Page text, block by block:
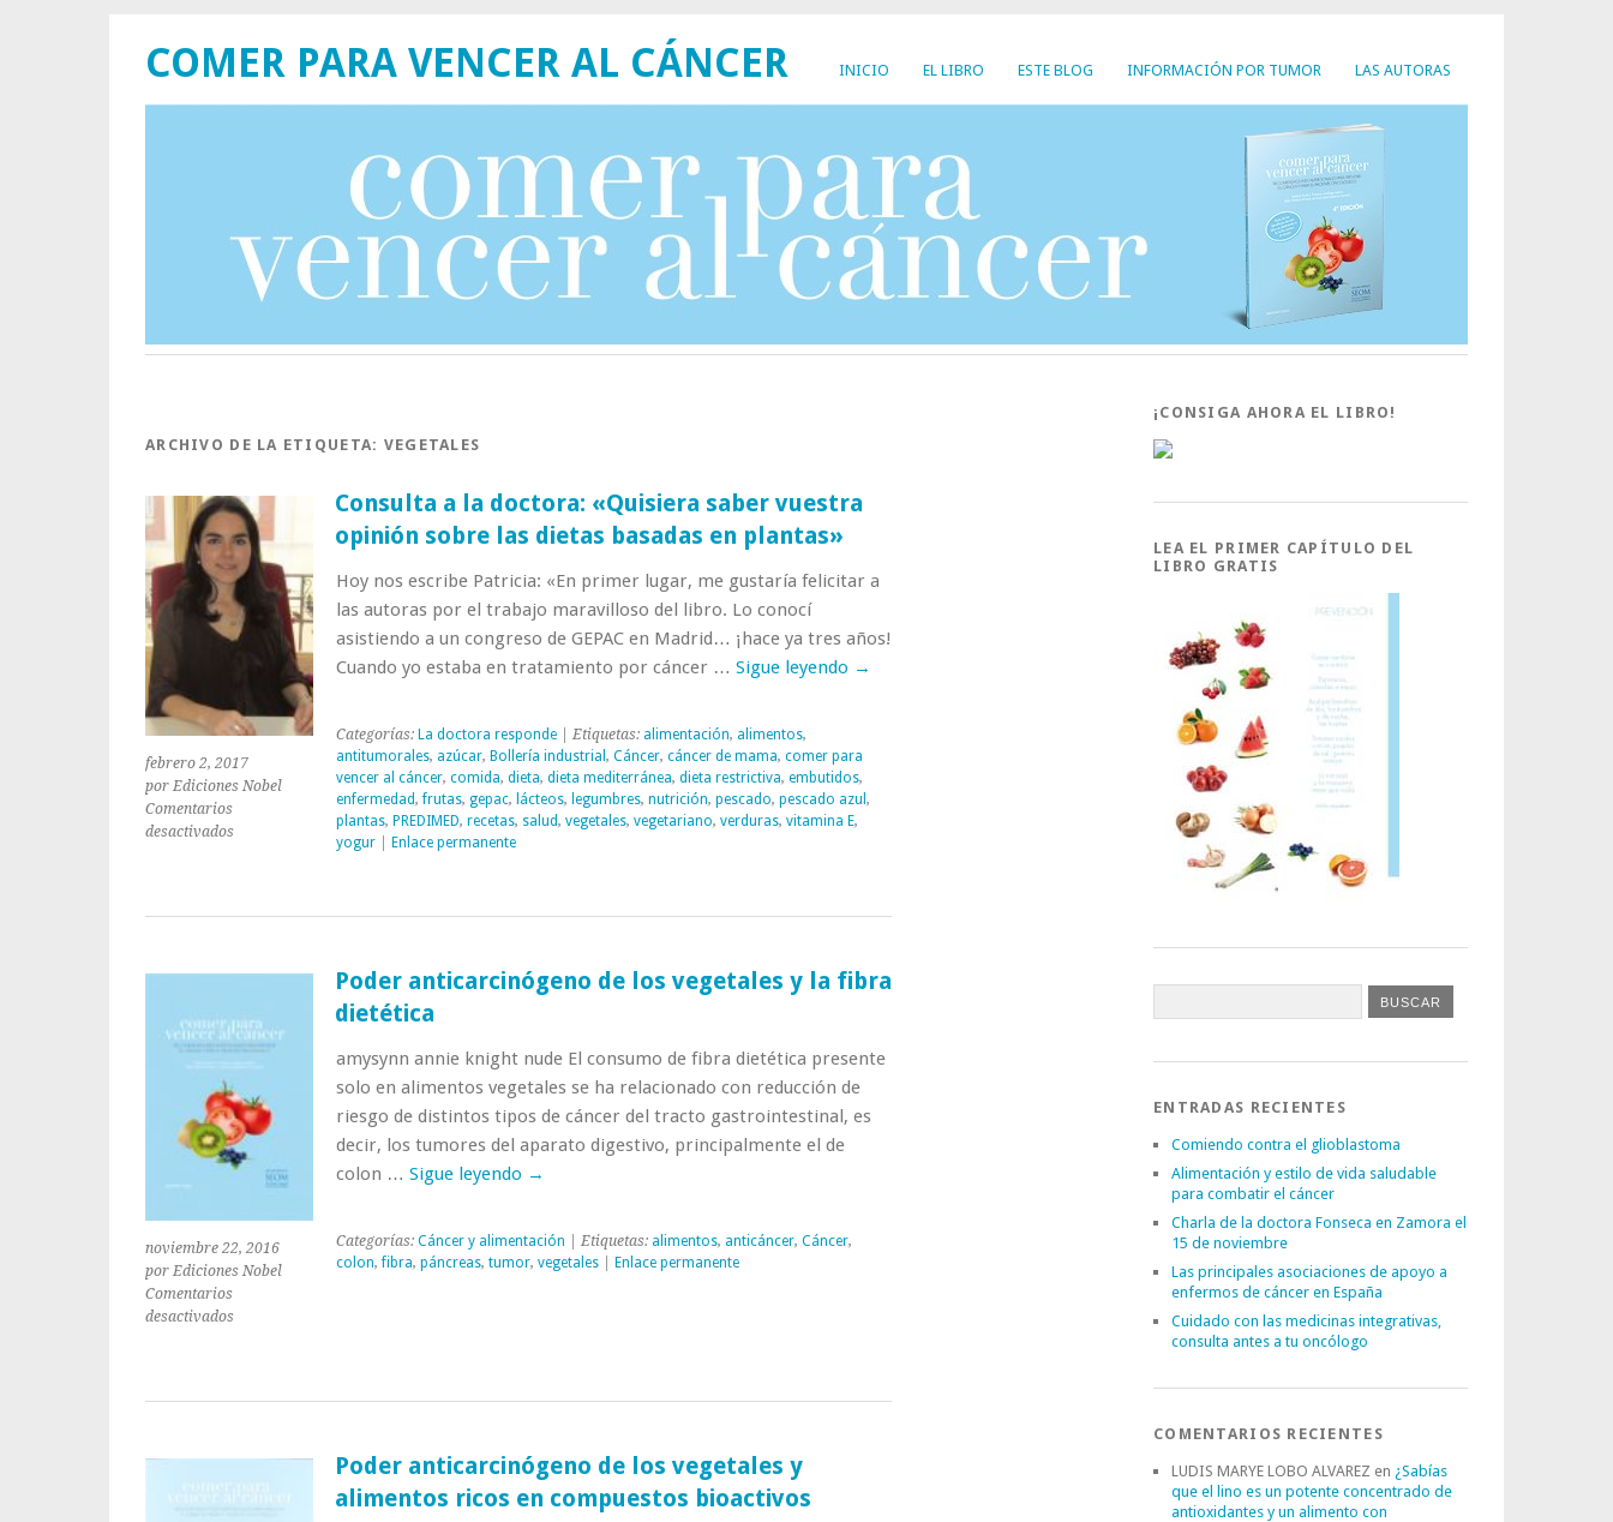
INICIO EL LIBRO ESTE BLOG INFORMACIÓN POR TUMOR LAS AUTORAS
COMER PARA VENCER AL CÁNCER
ARCHIVO DE LA ETIQUETA: VEGETALES
febrero 2, 2017
por Ediciones Nobel
Comentarios
desactivadosen
doctora:
sobre
basadas
en
plantas»
Consulta a la doctora: «Quisiera saber vuestra
opinión sobre las dietas basadas en plantas»
Hoy nos escribe Patricia: «En primer lugar, me gustaría felicitar a
las autoras por el trabajo maravilloso del libro. Lo conocí
asistiendo a un congreso de GEPAC en Madrid… ¡hace ya tres años!
Cuando yo estaba en tratamiento por cáncer … Sigue leyendo →
Categorías: La doctora responde| Etiquetas: alimentación, alimentos,
antitumorales, azúcar, Bollería industrial , Cáncer, cáncer de mama, comer para
vencer al cáncer, comida, dieta, dieta mediterránea, dieta restrictiva, embutidos,
enfermedad,frutas, gepac, lácteos, legumbres, nutrición, pescado, pescado azul ,
plantas, PREDIMED, recetas, salud, vegetales, vegetariano, verduras, vitamina E,
yogur| Enlace permanente
noviembre 22, 2016
por Ediciones Nobel
Comentarios
desactivadosen
los
Poder anticarcinógeno de los vegetales y la fibra
dietética
amysynn annie knight nude El consumo de fibra dietética presente
solo en alimentos vegetales se ha relacionado con reducción de
riesgo de distintos tipos de cáncer del tracto gastrointestinal, es
decir, los tumores del aparato digestivo, principalmente el de
colon … Sigue leyendo →
Categorías: Cáncer y alimentación | Etiquetas: alimentos, anticáncer, Cáncer,
colon,fibra, páncreas, tumor, vegetales| Enlace permanente
Poder anticarcinógeno de los vegetales y
alimentos ricos en compuestos bioactivos
¡CONSIGA AHORA EL LIBRO!
LEA EL PRIMER CAPÍTULO DEL
LIBRO GRATIS
ENTRADAS RECIENTES
Comiendo contra el glioblastoma
Alimentación y estilo de vida saludable
para combatir el cáncer
Charla de la doctora Fonseca en Zamora el
15 de noviembre
Las principales asociaciones de apoyo a
enfermos de cáncer en España
Cuidado con las medicinas integrativas,
consulta antes a tu oncólogo
COMENTARIOS RECIENTES
LUDIS MARYE LOBO ALVAREZ en ¿Sabías
que el lino es un potente concentrado de
antioxidantes y un alimento con